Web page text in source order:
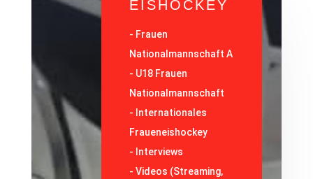
EISHOCKEY
- Frauen
Nationalmannschaft A
- U18 Frauen
Nationalmannschaft
- Internationales
Fraueneishockey
- Interviews
-Videos (Streaming,